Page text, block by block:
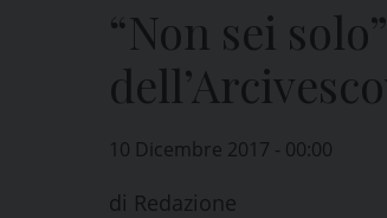
“Non sei
10 Dicembre 2017 - 00:00
di Redazione